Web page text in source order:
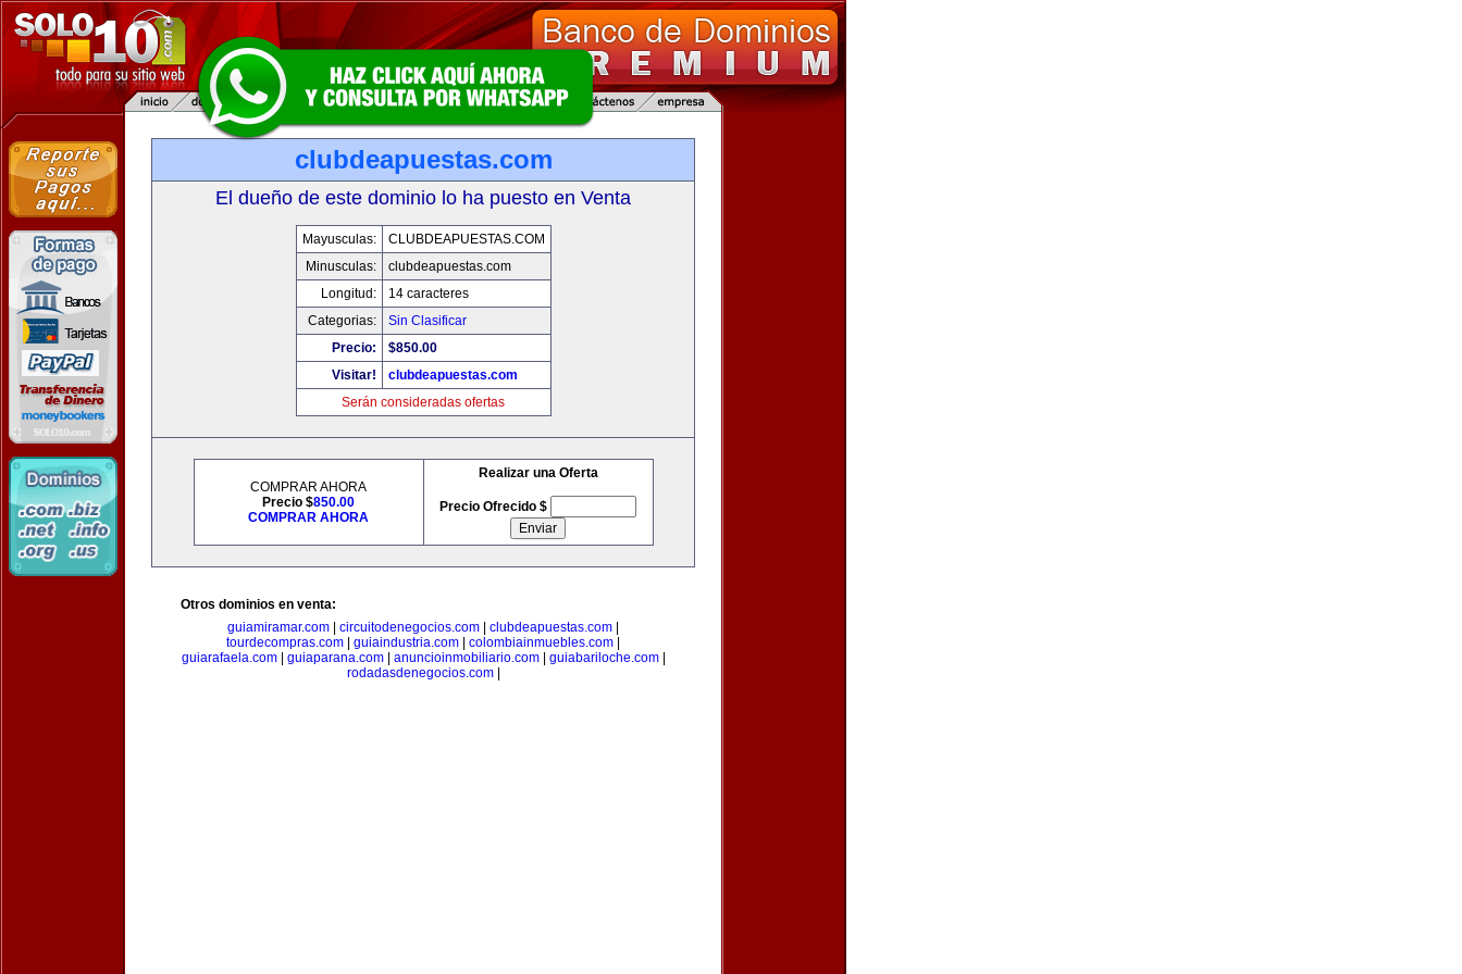
clubdeapuestas.com
El dueño de este dominio lo ha puesto en Venta
Mayusculas:
CLUBDEAPUESTAS.COM
Minusculas:
clubdeapuestas.com
Longitud:
14 caracteres
Categorias:
Sin Clasificar
Precio:
$850.00
Visitar!
clubdeapuestas.com
Serán consideradas ofertas
COMPRAR AHORA
Precio $850.00
COMPRAR AHORA
Realizar una Oferta
Precio Ofrecido $
Otros dominios en venta:
guiamiramar.com
circuitodenegocios.com clubdeapuestas.com
tourdecompras.com
guiaindustria.com colombiainmuebles.com
guiarafaela.com| guiaparana.com| anuncioinmobiliario.com| guiabariloche.com|
rodadasdenegocios.com|